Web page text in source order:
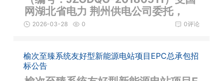
网湖北省电力 荆州供电公司委托，
0评论
2026-03-28 0
榆次至臻系统友好型新能源电站项目EPC总承包招
标公告